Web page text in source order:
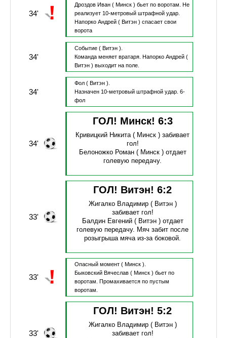
34'
Дроздов Иван( Минск ) бьет по воротам.
Не
реализует 10-метровый штрафной удар.
Напорко Андрей( Витэн ) спасает свои
ворота
34'
Событие ( Витэн ).
Команда меняет вратаря.
Напорко Андрей(
Витэн ) выходит на поле.
34'
Фол ( Витэн ).
Назначен 10-метровый штрафной удар. 6-
фол
34'
ГОЛ! Минск! 6:3
Кривицкий Никита( Минск )забивает
гол!
Белоножко Роман( Минск ) отдает
голевую передачу.
33'
ГОЛ! Витэн!6:2
Жигалко Владимир( Витэн )
забивает гол!
Балдин Евгений( Витэн ) отдает
голевую передачу. Мяч забит после
розыгрыша мяча из-за боковой.
33'
Опасный момент ( Минск ).
Быковский Вячеслав( Минск ) бьет по
воротам.
Промахивается по пустым
воротам.
33'
ГОЛ! Витэн!5:2
Жигалко Владимир( Витэн )
забивает гол!